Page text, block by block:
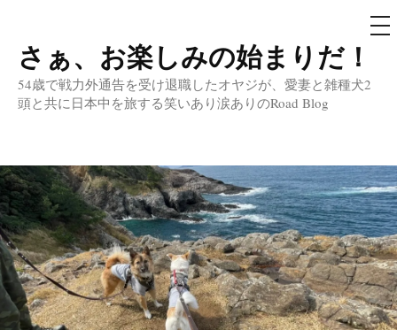
コ
ン
テ
へ
ス
キ
ッ
プ
さぁ、お楽しみの始まりだ！
54歳で戦力外通告を受け退職したオヤジが、愛妻と雑種犬2
頭と共に日本中を旅する笑いあり涙ありのRoad Blog
メ
ニ